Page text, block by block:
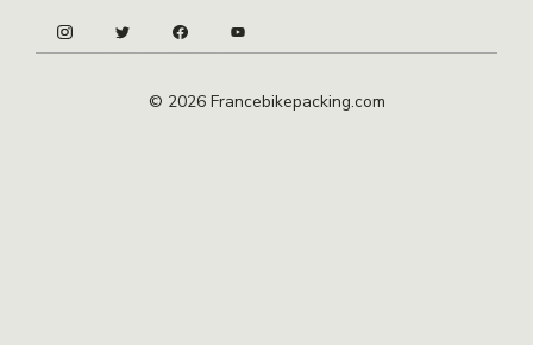
© 2026 Francebikepacking.com